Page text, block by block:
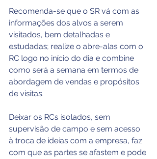
Recomenda-se que o SR vá com as
informações dos alvos a serem
visitados, bem detalhadas e
estudadas; realize o abre-alas com o
RC logo no início do dia e combine
como será a semana em termos de
abordagem de vendas e propósitos
de visitas.
Deixar os RCs isolados, sem
supervisão de campo e sem acesso
à troca de ideias com a empresa, faz
com que as partes se afastem e pode